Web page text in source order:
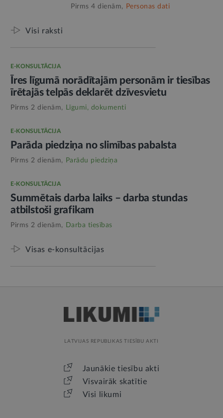
Pirms 4 dienām, Personas dati
Visi raksti
E-KONSULTĀCIJA
Īres līgumā norādītajām personām ir tiesības
īrētajās telpās deklarēt dzīvesvietu
Pirms 2 dienām, Līgumi, dokumenti
E-KONSULTĀCIJA
Parāda piedziņa no slimības pabalsta
Pirms 2 dienām, Parādu piedziņa
E-KONSULTĀCIJA
Summētais darba laiks – darba stundas
atbilstoši grafikam
Pirms 2 dienām, Darba tiesības
Visas e-konsultācijas
LATVIJAS REPUBLIKAS TIESĪBU AKTI
Jaunākie tiesību akti
Visvairāk skatītie
Visi likumi